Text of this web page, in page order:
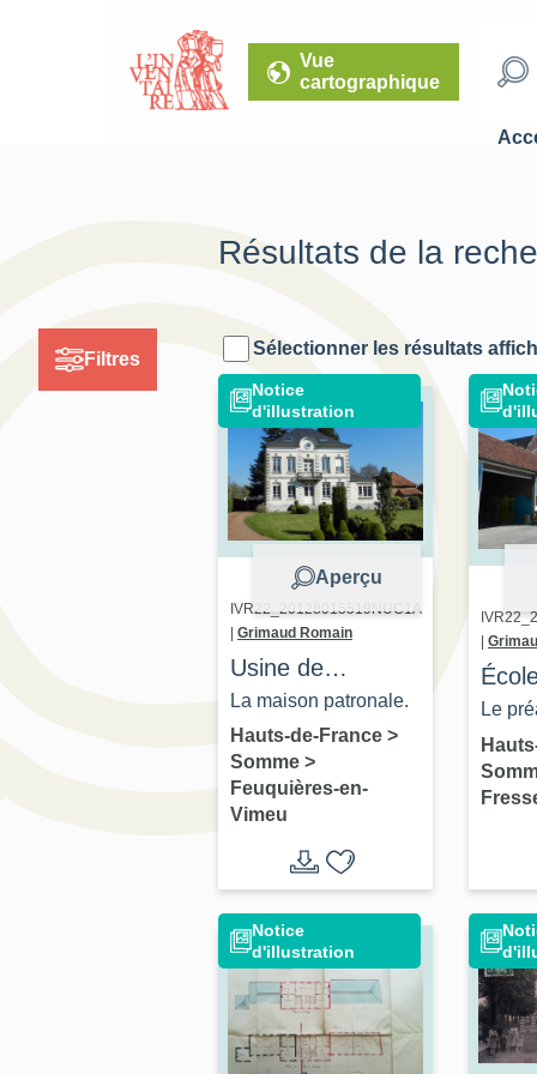
Vue
cartographique
Filtres
Résultats de la
Sélectionner les résultats
Notice
d'illustration
Aperçu
IVR22_20128015519NUC1A
| Grimaud Romain
Usine de
serrurerie
Dufrancastel et
Pommaredes,
puis
Martinet, puis
Devisme
La maison patronale.
Hauts-de-France >
Somme >
Feuquières-en-
Vimeu
Le
de
Notice
d'illustration